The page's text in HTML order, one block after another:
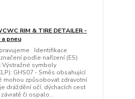
RIM & TIRE DETAILER -
pneu
Identifikace
podle nařízení (ES)
Výstražné symboly
GHS07 - Směs obsahující
mohou způsobovat zdravotní
dráždění očí, dýchacích cest
či ospalo...